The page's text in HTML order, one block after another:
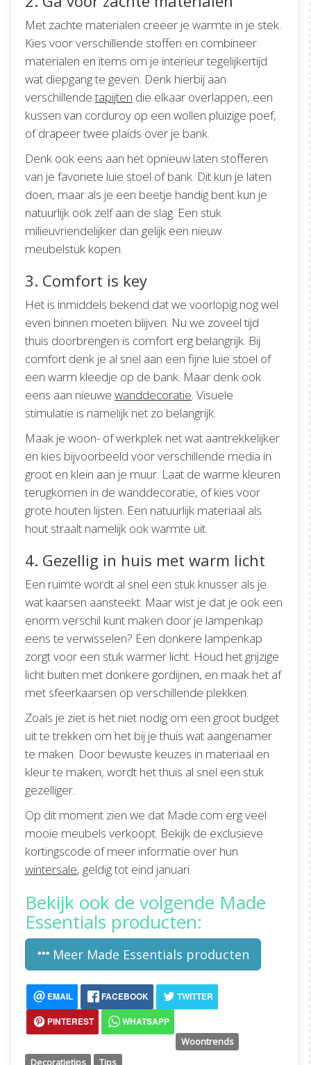
Met zachte materialen creëer je warmte in je stek.
Kies voor verschillende stoffen en combineer
materialen en items om je interieur tegelijkertijd
wat diepgang te geven. Denk hierbij aan
verschillendetapijten die elkaar overlappen, een
kussen van corduroy op een wollen pluizige poef,
of drapeer twee plaids over je bank.
Denk ook eens aan het opnieuw laten stofferen
van je favoriete luie stoel of bank. Dit kun je laten
doen, maar als je een beetje handig bent kun je
natuurlijk ook zelf aan de slag. Een stuk
milieuvriendelijker dan gelijk een nieuw
meubelstuk kopen.
3. Comfort is key
Het is inmiddels bekend dat we voorlopig nog wel
even binnen moeten blijven. Nu we zoveel tijd
thuis doorbrengen is comfort erg belangrijk. Bij
comfort denk je al snel aan een fijne luie stoel of
een warm kleedje op de bank. Maar denk ook
eens aan nieuwe wanddecoratie. Visuele
stimulatie is namelijk net zo belangrijk.
Maak je woon- of werkplek net wat aantrekkelijker
en kies bijvoorbeeld voor verschillende media in
groot en klein aan je muur. Laat de warme kleuren
terugkomen in de wanddecoratie, of kies voor
grote houten lijsten. Een natuurlijk materiaal als
hout straalt namelijk ook warmte uit.
4. Gezellig in huis met warm licht
Een ruimte wordt al snel een stuk knusser als je
wat kaarsen aansteekt. Maar wist je dat je ook een
enorm verschil kunt maken door je lampenkap
eens te verwisselen? Een donkere lampenkap
zorgt voor een stuk warmer licht. Houd het grijzige
licht buiten met donkere gordijnen, en maak het af
met sfeerkaarsen op verschillende plekken.
Zoals je ziet is het niet nodig om een groot budget
uit te trekken om het bij je thuis wat aangenamer
te maken. Door bewuste keuzes in materiaal en
kleur te maken, wordt het thuis al snel een stuk
gezelliger.
Op dit moment zien we dat Made.com erg veel
mooie meubels verkoopt. Bekijk de exclusieve
kortingscode of meer informatie over hun
wintersale, geldig tot eind januari.
Bekijk ook de volgende Made
Essentials producten:
Meer Made Essentials producten
EMAIL FACEBOOK
TWITTER
PINTEREST
WHATSAPP
Woontrends
Decoratietips
Tips